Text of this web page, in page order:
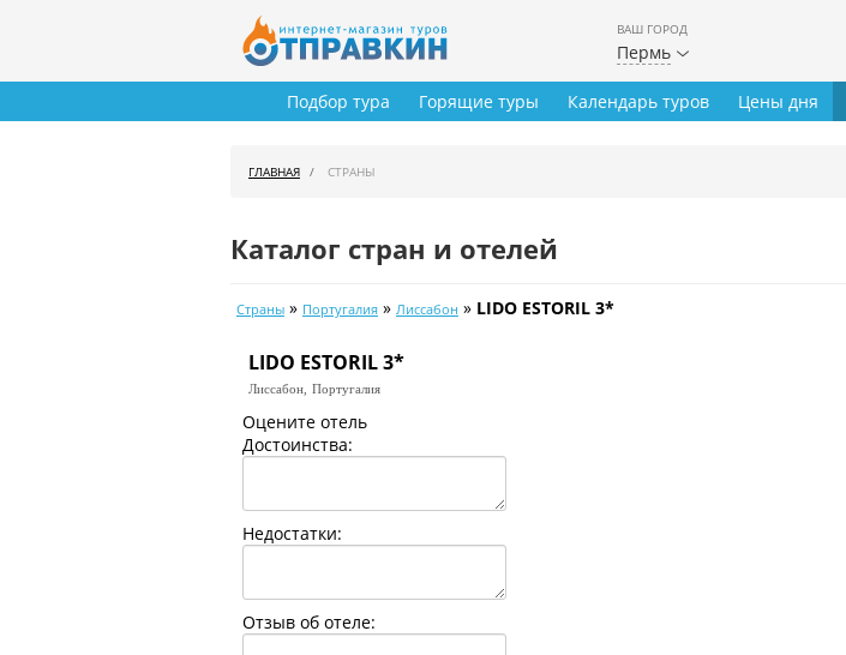
ВАШ ГОРОД
Пермь
Подбор тура Горящие туры Календарь туров Цены дня
ГЛАВНАЯ СТРАНЫ
Каталог стран и отелей
Страны » Португалия » Лиссабон » LIDO ESTORIL 3*
LIDO ESTORIL 3*
Лиссабон, Португалия
Оцените отель
Достоинства:
Недостатки:
Отзыв об отеле: